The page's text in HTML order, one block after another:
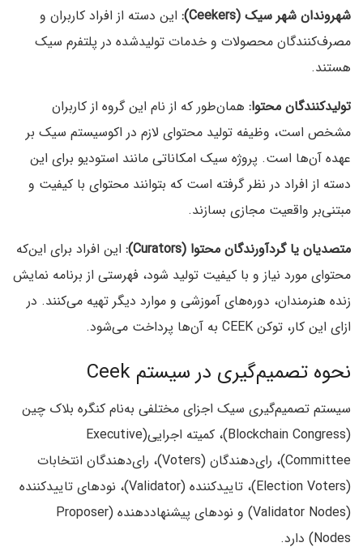
شهروندان شهر سیک (Ceekers):
این دسته از افراد کاربران و
مصرف‌کنندگان محصولات و خدمات تولید‌شده در پلتفرم سیک
هستند.
تولیدکنندگان محتوا: همان‌طور که از نام این گروه از کاربران
مشخص است، وظیفه تولید محتوای لازم در اکوسیستم سیک بر
عهده آن‌ها است. پروژه سیک امکاناتی مانند استودیو برای این
دسته از افراد در نظر گرفته است که بتوانند محتوای با کیفیت و
مبتنی‌بر واقعیت مجازی بسازند.
متصدیان یا گردآورندگان محتوا (Curators):
این افراد برای این‌که
محتوای مورد نیاز و با کیفیت تولید شود، فهرستی از برنامه نمایش
زنده هنرمندان، دوره‌های آموزشی و موارد دیگر تهیه می‌کنند. در
ازای این کار، توکن CEEK به آن‌ها پرداخت می‌شود.
نحوه تصمیم‌گیری در سیستم Ceek
سیستم تصمیم‌گیری سیک اجزای مختلفی به‌نام کنگره بلاک چین
(Blockchain Congress)، کمیته اجرایی(Executive
Committee)، رای‌دهندگان (Voters)، رای‌دهندگان انتخابات
(Election Voters)، تاییدکننده (Validator)، نودهای تاییدکننده
(Validator Nodes) و نودهای پیشنهاددهنده (Proposer
Nodes) دارد.